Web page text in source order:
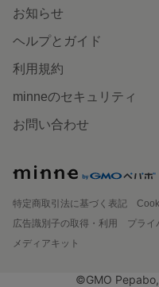
お知らせ
ヘルプとガイド
利用規約
minneのセキュリティ
お問い合わせ
特定商取引法に基づく表記
広告識別子の取得・利用
プライ
メディアキット
©GMO